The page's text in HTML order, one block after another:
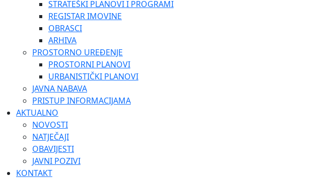
STRATEŠKI PLANOVI I PROGRAMI
REGISTAR IMOVINE
OBRASCI
ARHIVA
PROSTORNO UREĐENJE
PROSTORNI PLANOVI
URBANISTIČKI PLANOVI
JAVNA NABAVA
PRISTUP INFORMACIJAMA
AKTUALNO
NOVOSTI
NATJEČAJI
OBAVIJESTI
JAVNI POZIVI
KONTAKT